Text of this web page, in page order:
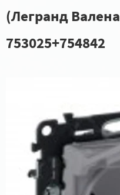
(Легранд
753025+754842